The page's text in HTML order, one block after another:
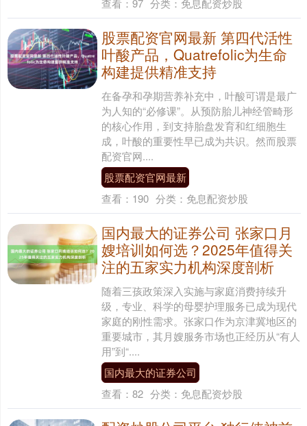
查看： 97 分类： 免息配资炒股
股票配资官网最新 第四代活性
叶酸产品，Quatrefolic为生命
构建提供精准支持
在备孕和孕期营养补充中，叶酸可谓是最广
为人知的“必修课”。从预防胎儿神经管畸形
的核心作用，到支持胎盘发育和红细胞生
成，叶酸的重要性早已成为共识。然而股票
配资官网....
股票配资官网最新
查看： 190 分类： 免息配资炒股
国内最大的证券公司 张家口月
嫂培训如何选？2025年值得关
注的五家实力机构深度剖析
随着三孩政策深入实施与家庭消费持续升
级，专业、科学的母婴护理服务已成为现代
家庭的刚性需求。张家口作为京津冀地区的
重要城市，其月嫂服务市场也正经历从“有人
用”到“....
国内最大的证券公司
查看： 82 分类： 免息配资炒股